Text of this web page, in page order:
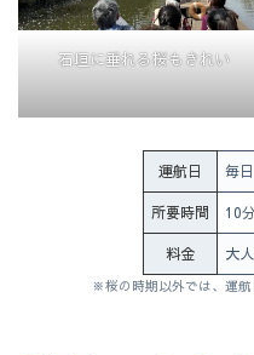
石垣に垂れる桜もきれい
運航日 毎日
所要時間 10
料金 大
※桜の時期以外では、運